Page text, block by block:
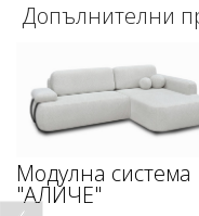
Допълнителни
Модулна система
"АЛИЧЕ"